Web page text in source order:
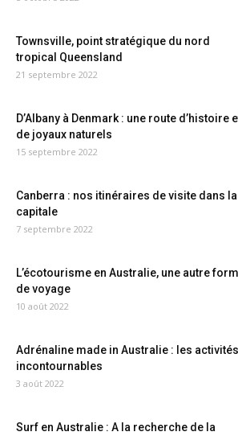
Townsville, point stratégique du nord
tropical Queensland
21 septembre 2022
D’Albany à Denmark : une route d’histoire
de joyaux naturels
15 septembre 2022
Canberra : nos itinéraires de visite dans la
capitale
7 septembre 2022
L’écotourisme en Australie, une autre
de voyage
10 août 2022
Adrénaline made in Australie : les activités
incontournables
3 août 2022
Surf en Australie : A la recherche de la